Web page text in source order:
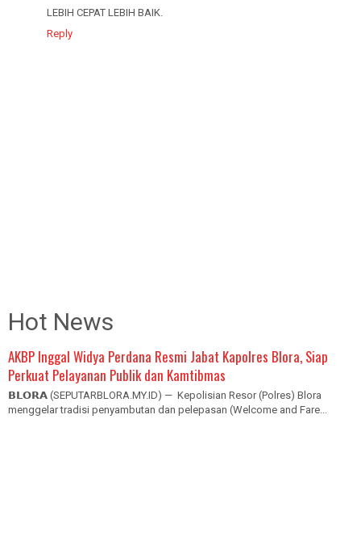
LEBIH CEPAT LEBIH BAIK.
Reply
Hot News
AKBP Inggal Widya Perdana Resmi Jabat Kapolres Blora, Siap
Perkuat Pelayanan Publik dan Kamtibmas
𝗕𝗟𝗢𝗥𝗔 (SEPUTARBLORA.MY.ID) — Kepolisian Resor (Polres) Blora
menggelar tradisi penyambutan dan pelepasan (Welcome and Fare...